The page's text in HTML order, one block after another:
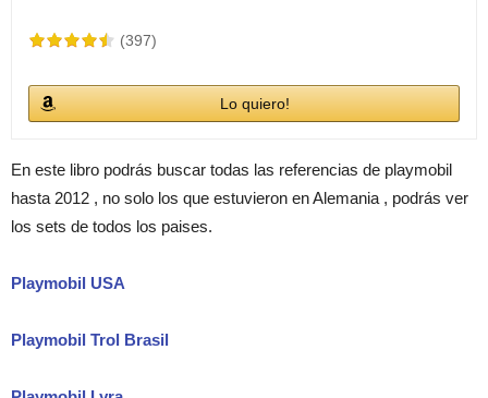
(397)
Lo quiero!
En este libro podrás buscar todas las referencias de playmobil
hasta 2012 , no solo los que estuvieron en Alemania , podrás ver
los sets de todos los paises.
Playmobil USA
Playmobil Trol Brasil